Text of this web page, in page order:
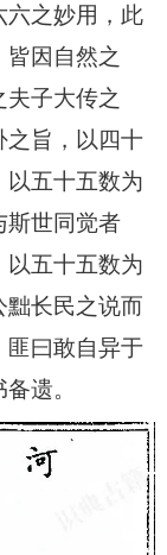
六之妙用，此
因自然之
子大传之
之旨，以四十
以五十五数为
斯世同觉者
以五十五数为
黜长民之说而
匪曰敢自异于
遗。